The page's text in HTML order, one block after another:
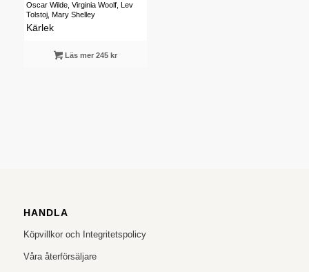
Oscar Wilde, Virginia Woolf, Lev
Tolstoj, Mary Shelley
Kärlek
Läs mer 245 kr
HANDLA
Köpvillkor och Integritetspolicy
Våra återförsäljare